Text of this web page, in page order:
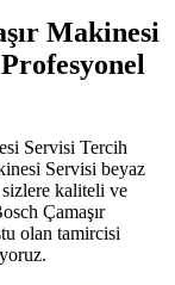
Makinesi
Servisi Tercih
Servisi beyaz
sizlere kaliteli ve
Çamaşır
olan tamircisi